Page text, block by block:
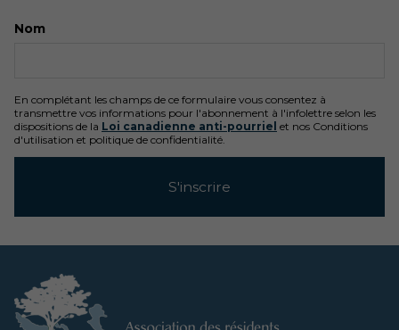
Nom
En complétant les champs de ce formulaire vous consentez à
transmettre vos informations pour l'abonnement à l'infolettre selon les
dispositions de la Loi canadienne anti-pourriel et nos Conditions
d'utilisation et politique de confidentialité.